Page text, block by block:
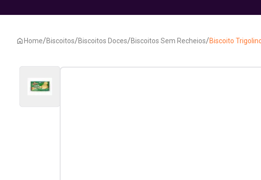
Home/Biscoitos/Biscoitos Doces/Biscoitos Sem Recheios/Biscoito